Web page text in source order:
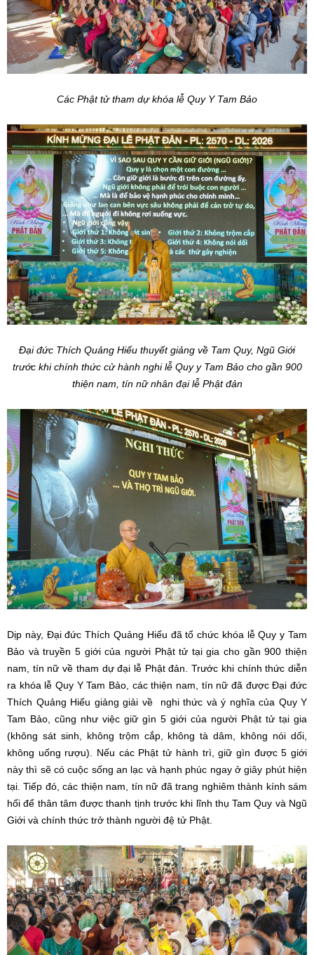
Các Phật tử tham dự khóa lễ Quy Y Tam Bảo
Đại đức Thích Quảng Hiếu thuyết giảng về Tam Quy, Ngũ Giới
trước khi chính thức cử hành nghi lễ Quy y Tam Bảo cho gần 900
thiện nam, tín nữ nhân đại lễ Phật đản
Dịp này, Đại đức Thích Quảng Hiếu đã tổ chức khóa lễ Quy y Tam
Bảo và truyền 5 giới của người Phật tử tại gia cho gần 900 thiện
nam, tín nữ về tham dự đại lễ Phật đản. Trước khi chính thức diễn
ra khóa lễ Quy Y Tam Bảo, các thiện nam, tín nữ đã được Đại đức
Thích Quảng Hiếu giảng giải về nghi thức và ý nghĩa của Quy Y
Tam Bảo, cũng như việc giữ gìn 5 giới của người Phật tử tại gia
(không sát sinh, không trộm cắp, không tà dâm, không nói dối,
không uống rượu). Nếu các Phật tử hành trì, giữ gìn được 5 giới
này thì sẽ có cuộc sống an lạc và hạnh phúc ngay ở giây phút hiện
tại. Tiếp đó, các thiện nam, tín nữ đã trang nghiêm thành kính sám
hối để thân tâm được thanh tịnh trước khi lĩnh thụ Tam Quy và Ngũ
Giới và chính thức trở thành người đệ tử Phật.